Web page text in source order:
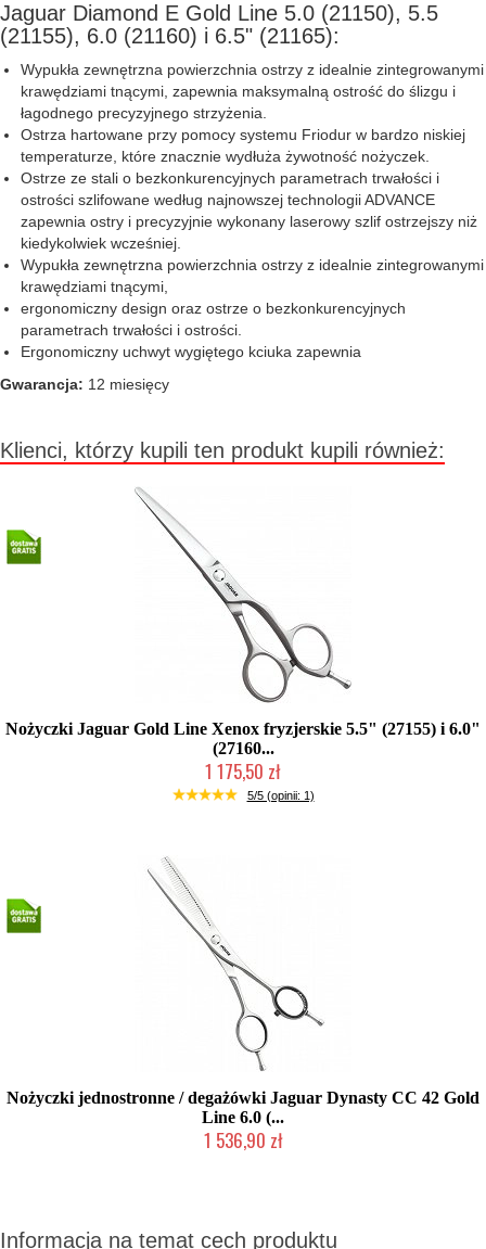
Jaguar Diamond E Gold Line 5.0 (21150), 5.5
(21155), 6.0 (21160) i 6.5" (21165):
Wypukła zewnętrzna powierzchnia ostrzy z idealnie zintegrowanymi
krawędziami tnącymi, zapewnia maksymalną ostrość do ślizgu i
łagodnego precyzyjnego strzyżenia.
Ostrza hartowane przy pomocy systemu Friodur w bardzo niskiej
temperaturze, które znacznie wydłuża żywotność nożyczek.
Ostrze ze stali o bezkonkurencyjnych parametrach trwałości i
ostrości szlifowane według najnowszej technologii ADVANCE
zapewnia ostry i precyzyjnie wykonany laserowy szlif ostrzejszy niż
kiedykolwiek wcześniej.
Wypukła zewnętrzna powierzchnia ostrzy z idealnie zintegrowanymi
krawędziami tnącymi,
ergonomiczny design oraz ostrze o bezkonkurencyjnych
parametrach trwałości i ostrości.
Ergonomiczny uchwyt wygiętego kciuka zapewnia
Gwarancja: 12 miesięcy
Klienci, którzy kupili ten produkt kupili również:
Nożyczki Jaguar Gold Line Xenox fryzjerskie 5.5" (27155) i 6.0"
(27160...
1 175,50 zł
2-5 dni roboczych
5/5 (opinii: 1)
Nożyczki jednostronne / degażówki Jaguar Dynasty CC 42 Gold
Line 6.0 (...
1 536,90 zł
Informacja na temat cech produktu